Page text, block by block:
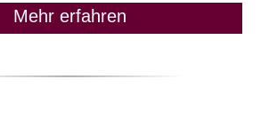
Mehr erfahren